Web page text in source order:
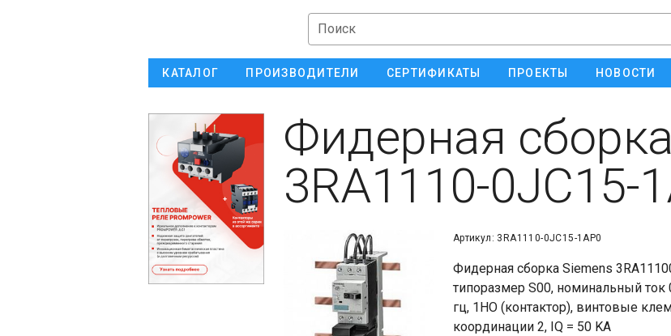
Поиск
КАТАЛОГ ПРОИЗВОДИТЕЛИ СЕРТИФИКАТЫ ПРОЕКТЫ НОВОСТИ
Фидерная
3RA1110-0JC15-
Артикул: 3RA1110-0JC15-1AP0
Фидерная сборка Siemens
типоразмер S00, номинальный ток
гц, 1НO (контактор), винтовые
координации 2, IQ = 50 KA